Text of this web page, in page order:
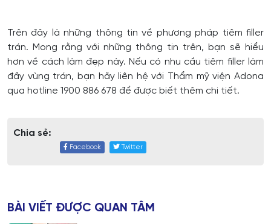
Trên đây là những thông tin về phương pháp tiêm filler
trán. Mong rằng với những thông tin trên, bạn sẽ hiểu
hơn về cách làm đẹp này. Nếu có nhu cầu tiêm filler làm
đầy vùng trán, bạn hãy liên hệ với Thẩm mỹ viện Adona
qua hotline 1900 886 678 để được biết thêm chi tiết.
Chia sẻ:
Facebook Twitter
BÀI VIẾT ĐƯỢC QUAN TÂM